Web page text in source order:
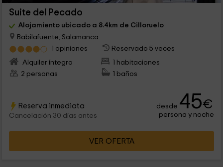
Suite del Pecado
Alojamiento ubicado a 8.4km de Cilloruelo
Babilafuente, Salamanca
1 opiniones
Reservado 5 veces
Alquiler íntegro
1 habitaciones
2 personas
1 baños
Reserva inmediata
Cancelación 30 días antes
desde 45€
persona y noche
VER OFERTA